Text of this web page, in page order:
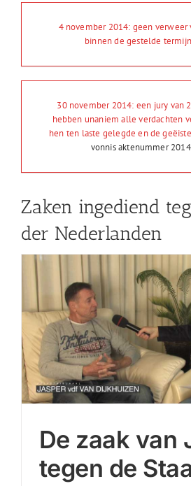
4 november 2014: geen verweer
binnen de gestelde
30 november 2014: een jury van
hebben unaniem alle verdachten
hen ten laste gelegde en de
vonnis aktenummer
Zaken ingediend
der Nederlanden
De zaak van
tegen de